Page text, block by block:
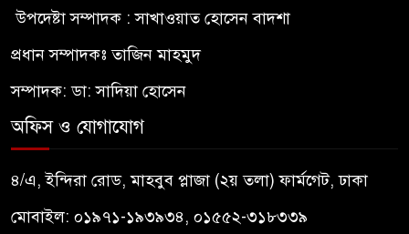
উপদেষ্টা সম্পাদক : সাখাওয়াত হোসেন বাদশা
প্রধান সম্পাদকঃ তাজিন মাহমুদ
সম্পাদক: ডা: সাদিয়া হোসেন
অফিস ও যোগাযোগ
৪/এ, ইন্দিরা রোড, মাহবুব প্লাজা (২য় তলা) ফার্মগেট, ঢাকা
মোবাইল: ০১৯৭১-১৯৩৯৩৪, ০১৫৫২-৩১৮৩৩৯